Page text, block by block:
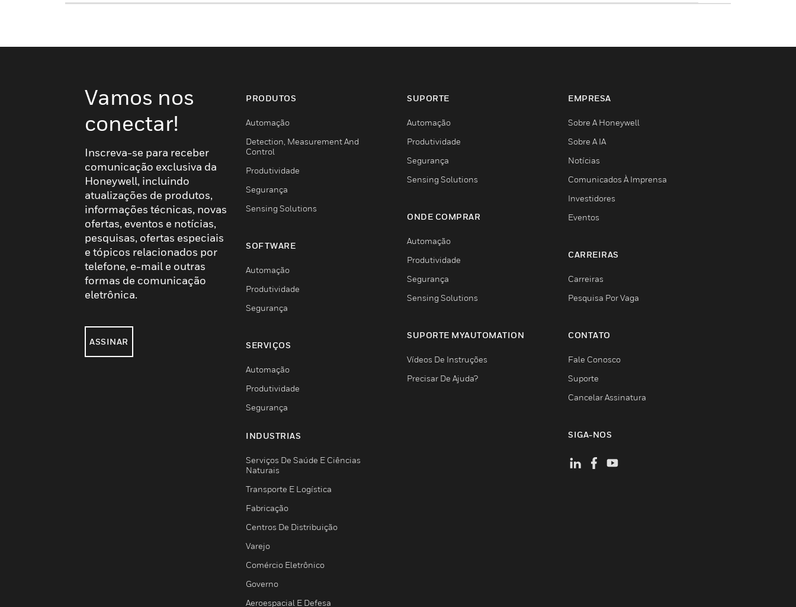
Vamos nos
conectar!
Inscreva-se para receber
comunicação exclusiva da
Honeywell, incluindo
atualizações de produtos,
informações técnicas, novas
ofertas, eventos e notícias,
pesquisas, ofertas especiais
e tópicos relacionados por
telefone, e-mail e outras
formas de comunicação
eletrônica.
ASSINAR
PRODUTOS
Automação
Detection, Measurement And
Control
Produtividade
Segurança
Sensing Solutions
SOFTWARE
Automação
Produtividade
Segurança
SERVIÇOS
Automação
Produtividade
Segurança
INDUSTRIAS
Serviços De Saúde E Ciências
Naturais
Transporte E Logística
Fabricação
Centros De Distribuição
Varejo
Comércio Eletrônico
Governo
Aeroespacial E Defesa
SUPORTE
Automação
Produtividade
Segurança
Sensing Solutions
ONDE COMPRAR
Automação
Produtividade
Segurança
Sensing Solutions
SUPORTE MYAUTOMATION
Vídeos De Instruções
Precisar De Ajuda?
EMPRESA
Sobre A Honeywell
Sobre A IA
Notícias
Comunicados À Imprensa
Investidores
Eventos
CARREIRAS
Carreiras
Pesquisa Por Vaga
CONTATO
Fale Conosco
Suporte
Cancelar Assinatura
SIGA-NOS